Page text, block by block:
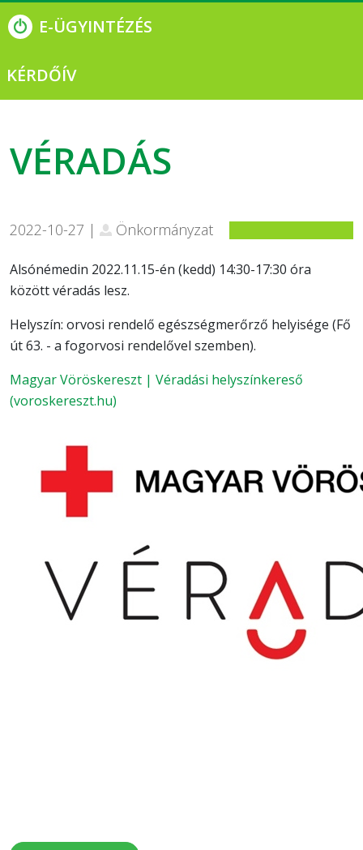
E-ÜGYINTÉZÉS
KÉRDŐÍV
VÉRADÁS
2022-10-27 | Önkormányzat
Alsónémedin 2022.11.15-én (kedd) 14:30-17:30 óra
között véradás lesz.
Helyszín: orvosi rendelő egészségmerőrző helyisége (Fő
út 63. - a fogorvosi rendelővel szemben).
Magyar Vöröskereszt | Véradási helyszínkereső
(voroskereszt.hu)